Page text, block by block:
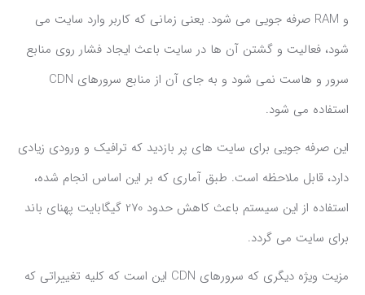
و RAM صرفه جویی می شود. یعنی زمانی که کاربر وارد سایت می
شود، فعالیت و گشتن آن ها در سایت باعث ایجاد فشار روی منابع
سرور و هاست نمی شود و به جای آن از منابع سرورهای CDN
استفاده می شود.
این صرفه جویی برای سایت های پر بازدید که ترافیک و ورودی زیادی
دارد، قابل ملاحظه است. طبق آماری که بر این اساس انجام شده،
استفاده از این سیستم باعث کاهش حدود 270 گیگابایت پهنای باند
برای سایت می گردد.
مزیت ویژه دیگری که سرورهای CDN این است که کلیه تغییراتی که